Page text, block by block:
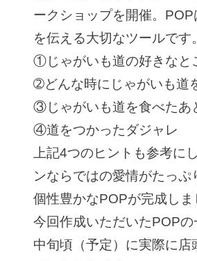
ークショップを開催。POP
を伝える大切なツールです。
①じゃがいも道の好きなと
➁どんな時にじゃがいも道
③じゃがいも道を食べたあ
④道をつかったダジャレ
上記4つのヒントも参考に
ンならではの愛情がたっぷ
個性豊かなPOPが完成しま
今回作成いただいたPOPの
中旬頃（予定）に実際に店